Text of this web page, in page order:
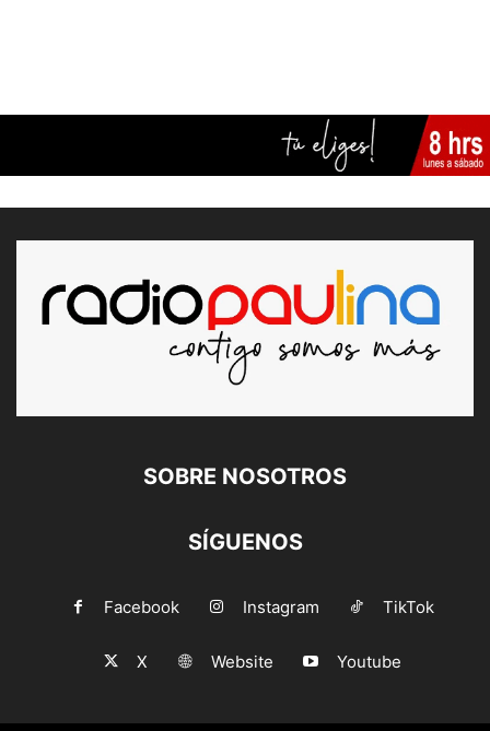
SOBRE NOSOTROS
SÍGUENOS
Facebook Instagram TikTok
X Website Youtube